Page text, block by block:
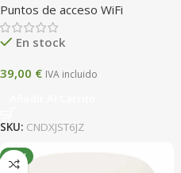
Puntos de acceso WiFi
En stock
39,00 € IVA incluido
SKU: CNDXJST6JZ
NEW